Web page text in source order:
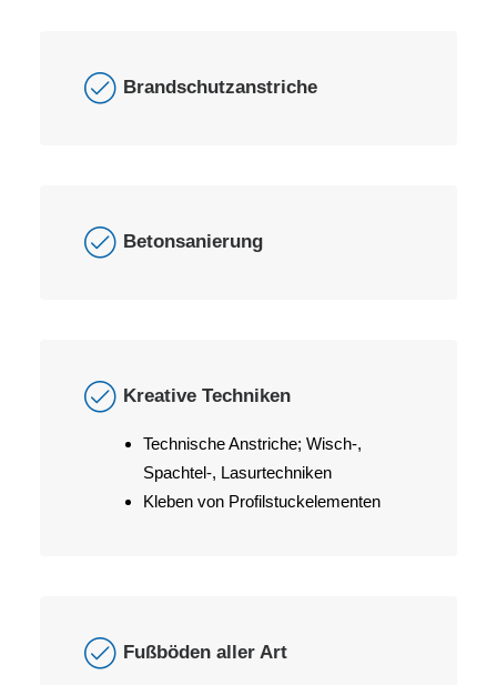
Brandschutzanstriche
Betonsanierung
Kreative Techniken
Technische Anstriche; Wisch-,
Spachtel-, Lasurtechniken
Kleben von Profilstuckelementen
Fußböden aller Art